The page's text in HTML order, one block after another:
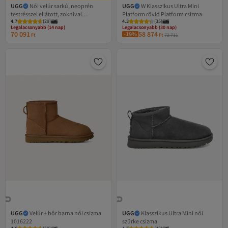
UGG
Női velúr sarkú, neoprén
testrésszel ellátott, zoknival
felfűzhető barna csizma és
bokacsizma
4.7 (29)
Legalacsonyabb (14 nap)
Ingyenes szállítás
70 091 Ft
UGG
W Klasszikus Ultra Mini
Platform rövid Platform csizma
4.3 (35)
Legalacsonyabb (30 nap)
Ingyenes szállítás
Legalacsonyabb (30 nap)
-19% 58 874 Ft72 711
UGG
Velúr + bőr barna női csizma
1016222
UGG
Klasszikus Ultra Mini női
szürke csizma